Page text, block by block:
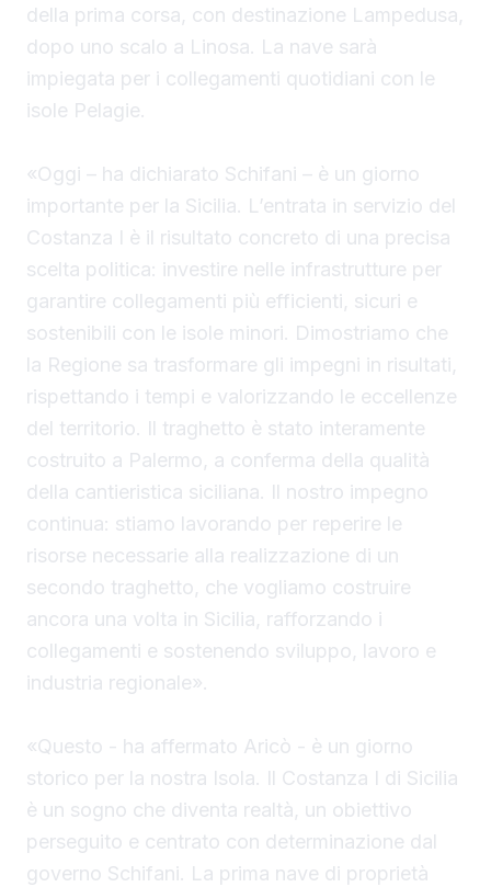
della prima corsa, con destinazione Lampedusa,
dopo uno scalo a Linosa. La nave sarà
impiegata per i collegamenti quotidiani con le
isole Pelagie.
«Oggi – ha dichiarato Schifani – è un giorno
importante per la Sicilia. L’entrata in servizio del
Costanza I è il risultato concreto di una precisa
scelta politica: investire nelle infrastrutture per
garantire collegamenti più efficienti, sicuri e
sostenibili con le isole minori. Dimostriamo che
la Regione sa trasformare gli impegni in risultati,
rispettando i tempi e valorizzando le eccellenze
del territorio. Il traghetto è stato interamente
costruito a Palermo, a conferma della qualità
della cantieristica siciliana. Il nostro impegno
continua: stiamo lavorando per reperire le
risorse necessarie alla realizzazione di un
secondo traghetto, che vogliamo costruire
ancora una volta in Sicilia, rafforzando i
collegamenti e sostenendo sviluppo, lavoro e
industria regionale».
«Questo - ha affermato Aricò - è un giorno
storico per la nostra Isola. Il Costanza I di Sicilia
è un sogno che diventa realtà, un obiettivo
perseguito e centrato con determinazione dal
governo Schifani. La prima nave di proprietà